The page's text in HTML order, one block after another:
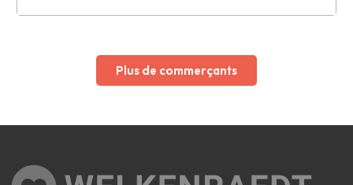
Plus de commerçants